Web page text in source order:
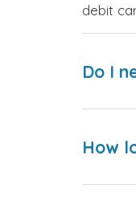
debit
Do I
How